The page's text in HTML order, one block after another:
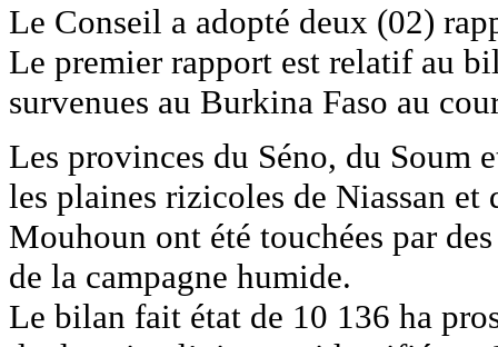
Le Conseil a adopté deux (02)
Le premier rapport est relatif au
survenues au Burkina Faso au
Les provinces du Séno, du Soum
les plaines rizicoles de Niassan
Mouhoun ont été touchées par
de la campagne humide.
Le bilan fait état de 10 136 ha